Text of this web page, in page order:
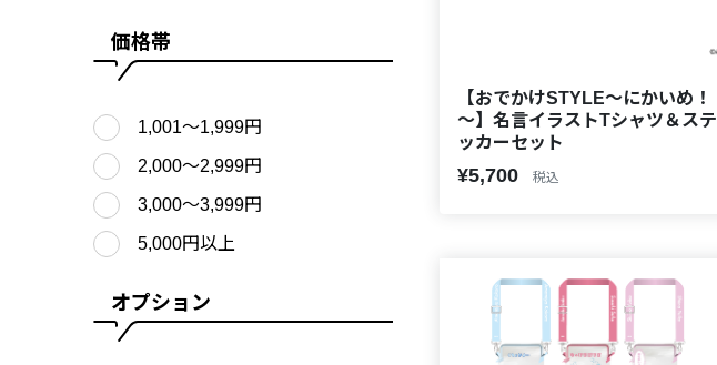
価格帯
1,001〜1,999円
2,000〜2,999円
3,000〜3,999円
5,000円以上
オプション
【おでかけSTYLE～にかいめ！
～】名言イラストTシャツ＆ステ
ッカーセット
¥5,700 税込